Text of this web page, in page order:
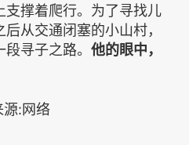
支撑着爬行。为了寻找儿
从交通闭塞的小山村，
寻子之路。 他的眼中，